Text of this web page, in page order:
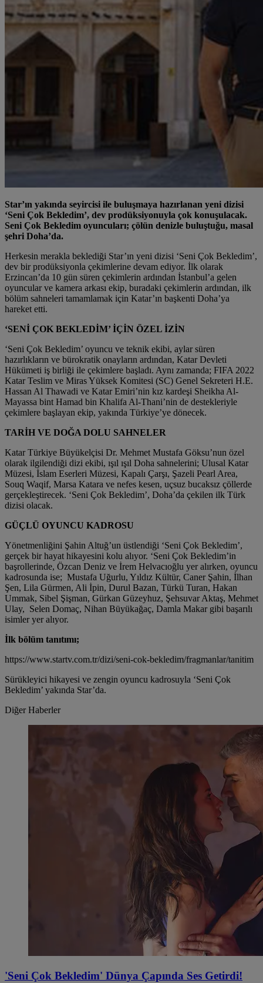
Star’ın yakında seyircisi ile buluşmaya hazırlanan yeni dizisi
‘Seni Çok Bekledim’, dev prodüksiyonuyla çok konuşulacak.
Seni Çok Bekledim oyuncuları; çölün denizle buluştuğu, masal
şehri Doha’da.
Herkesin merakla beklediği Star’ın yeni dizisi ‘Seni Çok Bekledim’,
dev bir prodüksiyonla çekimlerine devam ediyor. İlk olarak
Erzincan’da 10 gün süren çekimlerin ardından İstanbul’a gelen
oyuncular ve kamera arkası ekip, buradaki çekimlerin ardından, ilk
bölüm sahneleri tamamlamak için Katar’ın başkenti Doha’ya
hareket etti.
‘SENİ ÇOK BEKLEDİM’ İÇİN ÖZEL İZİN
‘Seni Çok Bekledim’ oyuncu ve teknik ekibi, aylar süren
hazırlıkların ve bürokratik onayların ardından, Katar Devleti
Hükümeti iş birliği ile çekimlere başladı. Aynı zamanda; FIFA 2022
Katar Teslim ve Miras Yüksek Komitesi (SC) Genel Sekreteri H.E.
Hassan Al Thawadi ve Katar Emiri’nin kız kardeşi Sheikha Al-
Mayassa bint Hamad bin Khalifa Al-Thani’nin de destekleriyle
çekimlere başlayan ekip, yakında Türkiye’ye dönecek.
TARİH VE DOĞA DOLU SAHNELER
Katar Türkiye Büyükelçisi Dr. Mehmet Mustafa Göksu’nun özel
olarak ilgilendiği dizi ekibi, ışıl ışıl Doha sahnelerini; Ulusal Katar
Müzesi, İslam Eserleri Müzesi, Kapalı Çarşı, Şazeli Pearl Area,
Souq Waqif, Marsa Katara ve nefes kesen, uçsuz bucaksız çöllerde
gerçekleştirecek. ‘Seni Çok Bekledim’, Doha’da çekilen ilk Türk
dizisi olacak.
GÜÇLÜ OYUNCU KADROSU
Yönetmenliğini Şahin Altuğ’un üstlendiği ‘Seni Çok Bekledim’,
gerçek bir hayat hikayesini kolu alıyor. ‘Seni Çok Bekledim’in
başrollerinde, Özcan Deniz ve İrem Helvacıoğlu yer alırken, oyuncu
kadrosunda ise; Mustafa Uğurlu, Yıldız Kültür, Caner Şahin, İlhan
Şen, Lila Gürmen, Ali İpin, Durul Bazan, Türkü Turan, Hakan
Ummak, Sibel Şişman, Gürkan Güzeyhuz, Şehsuvar Aktaş, Mehmet
Ulay, Selen Domaç, Nihan Büyükağaç, Damla Makar gibi başarılı
isimler yer alıyor.
İlk bölüm tanıtımı;
https://www.startv.com.tr/dizi/seni-cok-bekledim/fragmanlar/tanitim
Sürükleyici hikayesi ve zengin oyuncu kadrosuyla ‘Seni Çok
Bekledim’ yakında Star’da.
Diğer Haberler
'Seni Çok Bekledim' Dünya Çapında Ses Getirdi!